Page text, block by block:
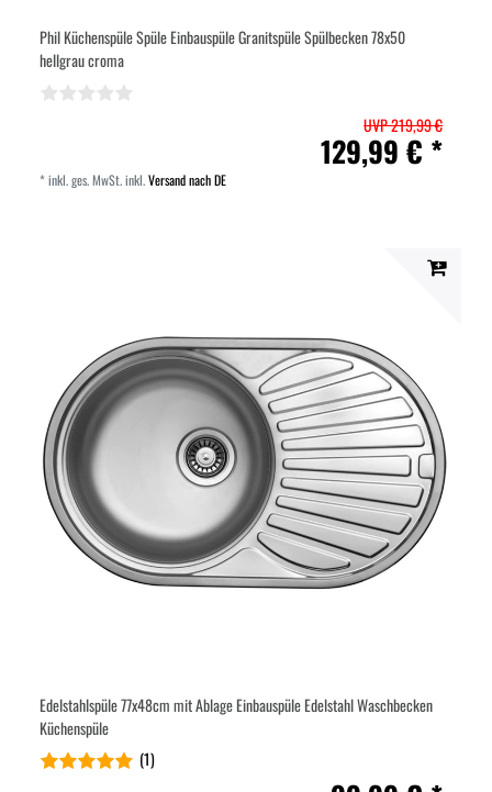
Phil Küchenspüle Spüle Einbauspüle Granitspüle Spülbecken 78x50
hellgrau croma
UVP 219,99 €
129,99 € *
*inkl. ges. MwSt.inkl.Versand nach DE
Edelstahlspüle 77x48cm mit Ablage Einbauspüle Edelstahl Waschbecken
Küchenspüle
(1)